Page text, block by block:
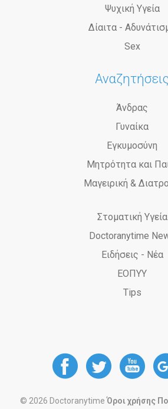
Ψυχική Υγεία
Δίαιτα -
Sex
Αναζητήσεις
Άνδρας
Γυναίκα
Εγκυμοσύνη
Μητρότητα και
Μαγειρική &
Στοματική Υγεία
Doctoranytime
Ειδήσεις - Νέα
ΕΟΠΥΥ
Tips
at at at
© 2026 DoctoranytimeΌροι χρήσης